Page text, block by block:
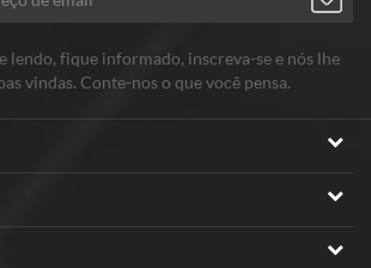
lendo, fique informado, inscreva-se e nós lhe
vindas. Conte-nos o que você pensa.